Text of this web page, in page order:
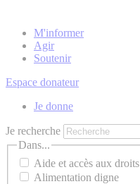
M'informer
Agir
Soutenir
Espace donateur
Je donne
Je recherche
Dans...
Aide et accès aux droits
Alimentation digne